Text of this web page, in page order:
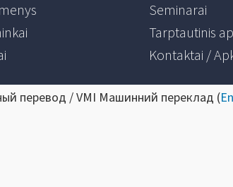
Seminarai
Tarptautinis
Kontaktai /
перевод / VMI Машинний переклад (